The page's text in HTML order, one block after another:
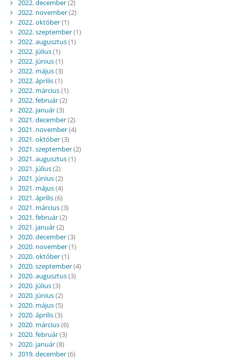
2022. december(2)
2022. november(2)
2022. október(1)
2022. szeptember(1)
2022. augusztus(1)
2022. július(1)
2022. június(1)
2022. május(3)
2022. április(1)
2022. március(1)
2022. február(2)
2022. január(3)
2021. december(2)
2021. november(4)
2021. október(3)
2021. szeptember(2)
2021. augusztus(1)
2021. július(2)
2021. június(2)
2021. május(4)
2021. április(6)
2021. március(3)
2021. február(2)
2021. január(2)
2020. december(3)
2020. november(1)
2020. október(1)
2020. szeptember(4)
2020. augusztus(3)
2020. július(3)
2020. június(2)
2020. május(5)
2020. április(3)
2020. március(6)
2020. február(3)
2020. január(8)
2019. december(6)